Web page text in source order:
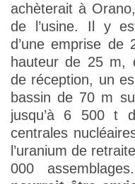
achèterait à
de l’usine. Il y
d’une emprise de
hauteur de 25 m,
de réception, un
bassin de 70 m
jusqu’à 6 500 t
centrales
l’uranium de
000